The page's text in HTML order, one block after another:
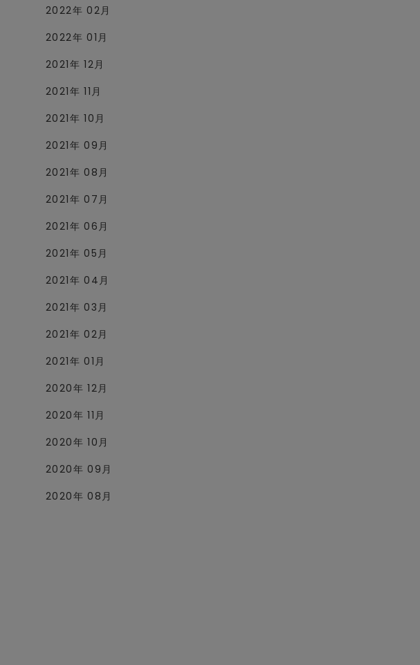
2022年 02月
2022年 01月
2021年 12月
2021年 11月
2021年 10月
2021年 09月
2021年 08月
2021年 07月
2021年 06月
2021年 05月
2021年 04月
2021年 03月
2021年 02月
2021年 01月
2020年 12月
2020年 11月
2020年 10月
2020年 09月
2020年 08月